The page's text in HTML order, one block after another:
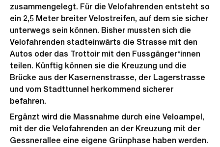
zusammengelegt. Für die Velofahrenden entsteht so
ein 2,5 Meter breiter Velostreifen, auf dem sie sicher
unterwegs sein können. Bisher mussten sich die
Velofahrenden stadteinwärts die Strasse mit den
Autos oder das Trottoir mit den Fussgänger*innen
teilen. Künftig können sie die Kreuzung und die
Brücke aus der Kasernenstrasse, der Lagerstrasse
und vom Stadttunnel herkommend sicherer
befahren.
Ergänzt wird die Massnahme durch eine Veloampel,
mit der die Velofahrenden an der Kreuzung mit der
Gessnerallee eine eigene Grünphase haben werden.